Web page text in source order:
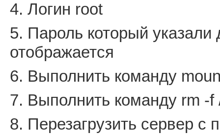
4. Логин root
5. Пароль который
отображается
6. Выполнить команду
7. Выполнить команду rm -
8. Перезагрузить сервер